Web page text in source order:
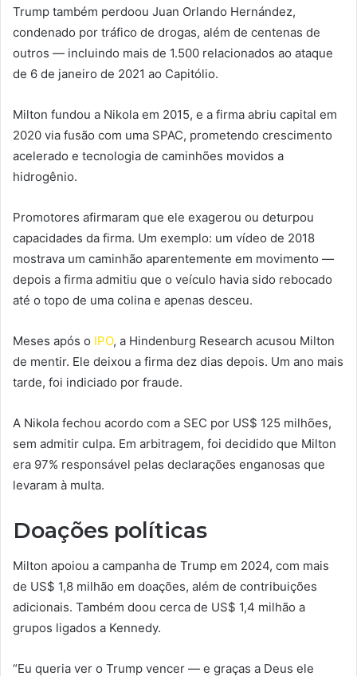
Trump também perdoou Juan Orlando Hernández,
condenado por tráfico de drogas, além de centenas de
outros — incluindo mais de 1.500 relacionados ao ataque
de 6 de janeiro de 2021 ao Capitólio.
Milton fundou a Nikola em 2015, e a firma abriu capital em
2020 via fusão com uma SPAC, prometendo crescimento
acelerado e tecnologia de caminhões movidos a
hidrogênio.
Promotores afirmaram que ele exagerou ou deturpou
capacidades da firma. Um exemplo: um vídeo de 2018
mostrava um caminhão aparentemente em movimento —
depois a firma admitiu que o veículo havia sido rebocado
até o topo de uma colina e apenas desceu.
Meses após o IPO, a Hindenburg Research acusou Milton
de mentir. Ele deixou a firma dez dias depois. Um ano mais
tarde, foi indiciado por fraude.
A Nikola fechou acordo com a SEC por US$ 125 milhões,
sem admitir culpa. Em arbitragem, foi decidido que Milton
era 97% responsável pelas declarações enganosas que
levaram à multa.
Doações políticas
Milton apoiou a campanha de Trump em 2024, com mais
de US$ 1,8 milhão em doações, além de contribuições
adicionais. Também doou cerca de US$ 1,4 milhão a
grupos ligados a Kennedy.
“Eu queria ver o Trump vencer — e graças a Deus ele